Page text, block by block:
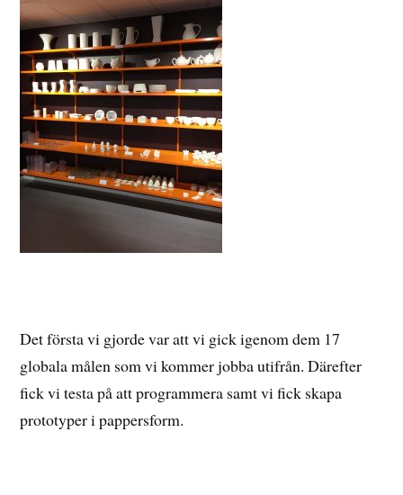
Det första vi gjorde var att vi gick igenom dem 17
globala målen som vi kommer jobba utifrån. Därefter
fick vi testa på att programmera samt vi fick skapa
prototyper i pappersform.